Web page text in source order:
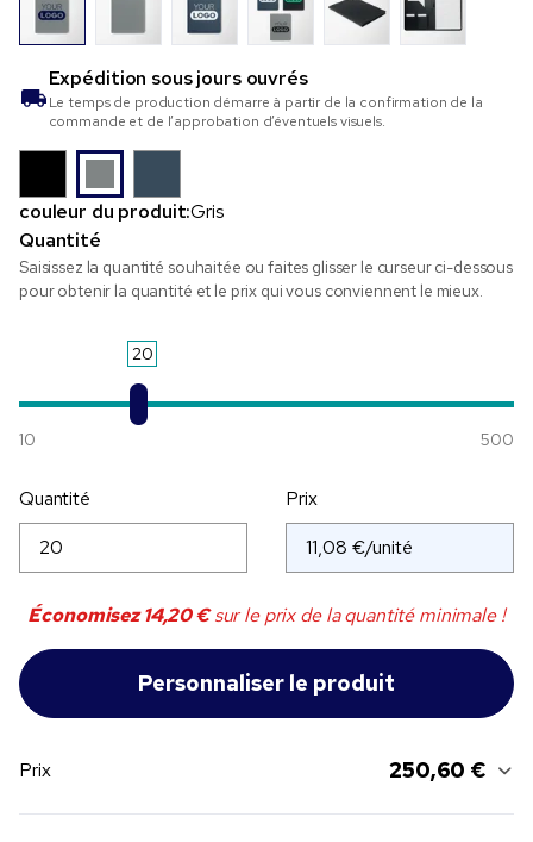
Expédition sousjours ouvrés
Le temps de production démarre à partir de la confirmation de la
commande et de l’approbation d’éventuels visuels.
couleur du produit:Gris
Quantité
Saisissez la quantité souhaitée ou faites glisser le curseur ci-dessous
pour obtenir la quantité et le prix qui vous conviennent le mieux.
20
10 500
Quantité Prix
Économisez14,20 €sur le prix de la quantité minimale !
Prix 250,60 €